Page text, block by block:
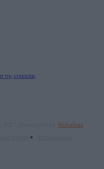
της εταιρείας
Webalists